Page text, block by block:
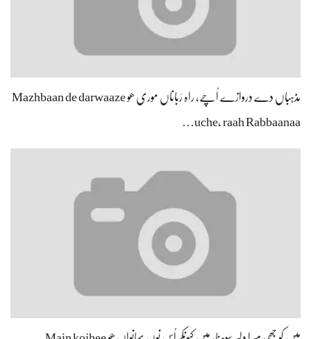
مذہباں دے دروازے اُچے، راہ رَباناں موری ھو Mazhbaan de darwaaze
uche, raah Rabbaanaa…